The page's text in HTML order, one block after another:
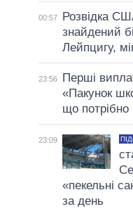
00:57
Розвідка
знайдений
Лейпцигу,
23:56
Перші
«Пакунок
що потрібно
23:09
«пекельні
за день